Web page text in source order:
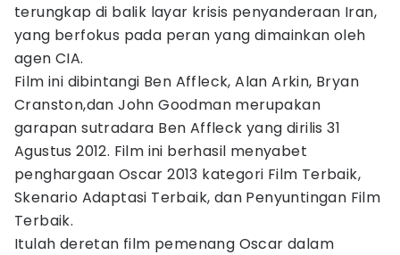
terungkap di balik layar krisis penyanderaan Iran,
yang berfokus pada peran yang dimainkan oleh
agen CIA.
Film ini dibintangi Ben Affleck, Alan Arkin, Bryan
Cranston,dan John Goodman merupakan
garapan sutradara Ben Affleck yang dirilis 31
Agustus 2012. Film ini berhasil menyabet
penghargaan Oscar 2013 kategori Film Terbaik,
Skenario Adaptasi Terbaik, dan Penyuntingan Film
Terbaik.
Itulah deretan film pemenang Oscar dalam